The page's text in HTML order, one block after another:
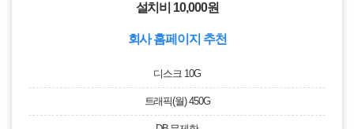
설치비 10,000원
회사 홈페이지 추천
디스크 10G
트래픽(월) 450G